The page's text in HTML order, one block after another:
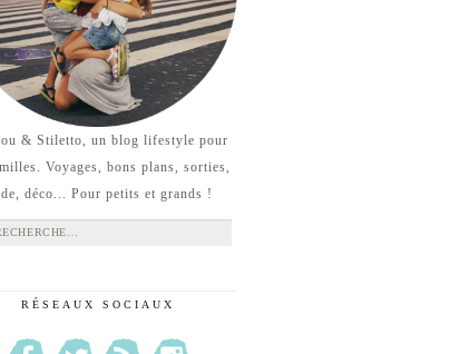
& Stiletto, un blog lifestyle pour
Voyages, bons plans, sorties,
déco... Pour petits et grands !
:
RÉSEAUX SOCIAUX